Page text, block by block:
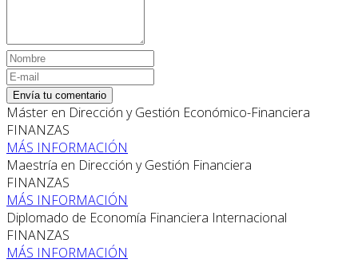
Envía tu comentario
Máster en Dirección y Gestión Económico-Financiera
FINANZAS
MÁS INFORMACIÓN
Maestría en Dirección y Gestión Financiera
FINANZAS
MÁS INFORMACIÓN
Diplomado de Economía Financiera Internacional
FINANZAS
MÁS INFORMACIÓN